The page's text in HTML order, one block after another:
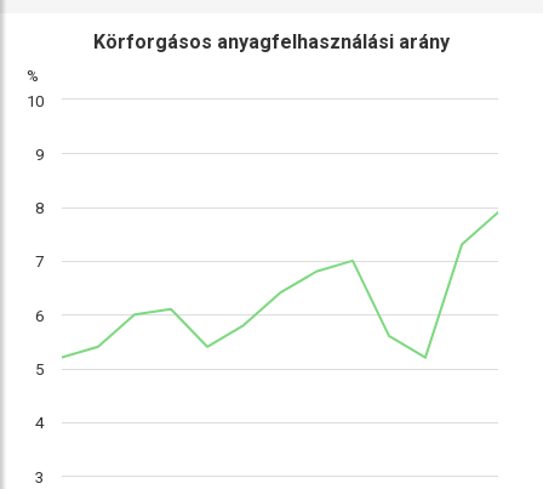
%
Körforgásos anyagfelhasználási arány
3
4
5
6
7
8
9
10